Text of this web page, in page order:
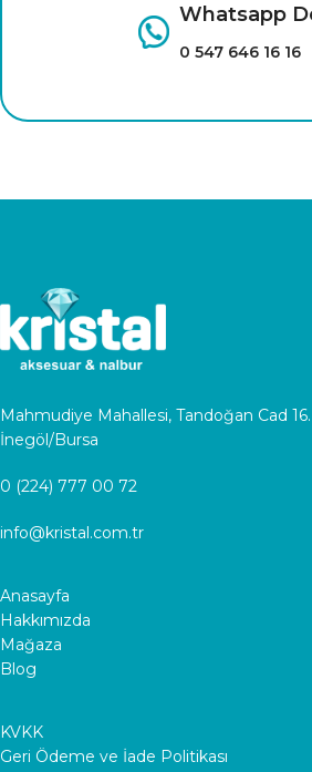
Whatsapp
0 547 646 16 16
Mahmudiye Mahallesi, Tandoğan Cad
İnegöl/Bursa
0 (224) 777 00 72
info@kristal.com.tr
Anasayfa
Hakkımızda
Mağaza
Blog
KVKK
Geri Ödeme ve İade Politikası